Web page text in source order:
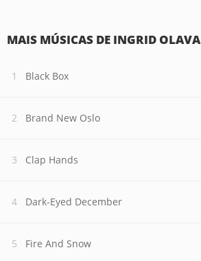
MAIS MÚSICAS DE INGRID OLAVA
Black Box
Brand New Oslo
Clap Hands
Dark-Eyed December
Fire And Snow